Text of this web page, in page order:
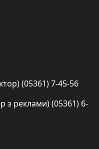
(05361) 7-45-56
з реклами) (05361) 6-